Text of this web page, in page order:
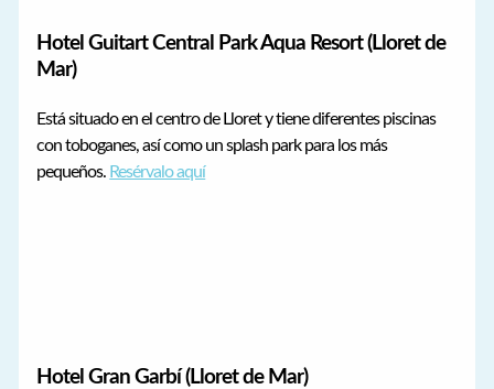
Hotel Guitart Central Park Aqua Resort (Lloret de
Mar)
Está situado en el centro de Lloret y tiene diferentes piscinas
con toboganes, así como un splash park para los más
pequeños. Resérvalo aquí
Hotel Gran Garbí (Lloret de Mar)